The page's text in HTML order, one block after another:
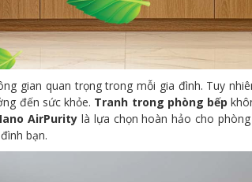
gian quan trọng trong mỗi gia đình. Tuy
đến sức khỏe. Tranh trong phòng bếp
AirPurity là lựa chọn hoàn hảo cho
bạn.